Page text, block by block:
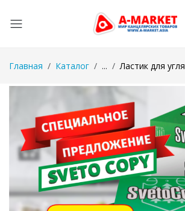
Главная Каталог ... Ластик для угля